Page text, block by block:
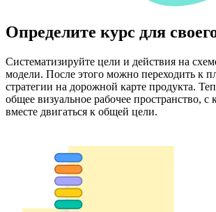
Определите курс для
Систематизируйте цели и действия на
модели. После этого можно переходить к
стратегии на дорожной карте продукта.
общее визуальное рабочее пространство, с
вместе двигаться к общей цели.